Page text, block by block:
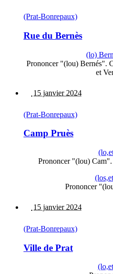
(Prat-Bonrepaux)
Rue du Bernès
(lo)
Prononcer "(lou) Bernés".
et
15 janvier 2024
(Prat-Bonrepaux)
Camp Pruès
Prononcer "(lou)
Prononcer
15 janvier 2024
(Prat-Bonrepaux)
Ville de Prat